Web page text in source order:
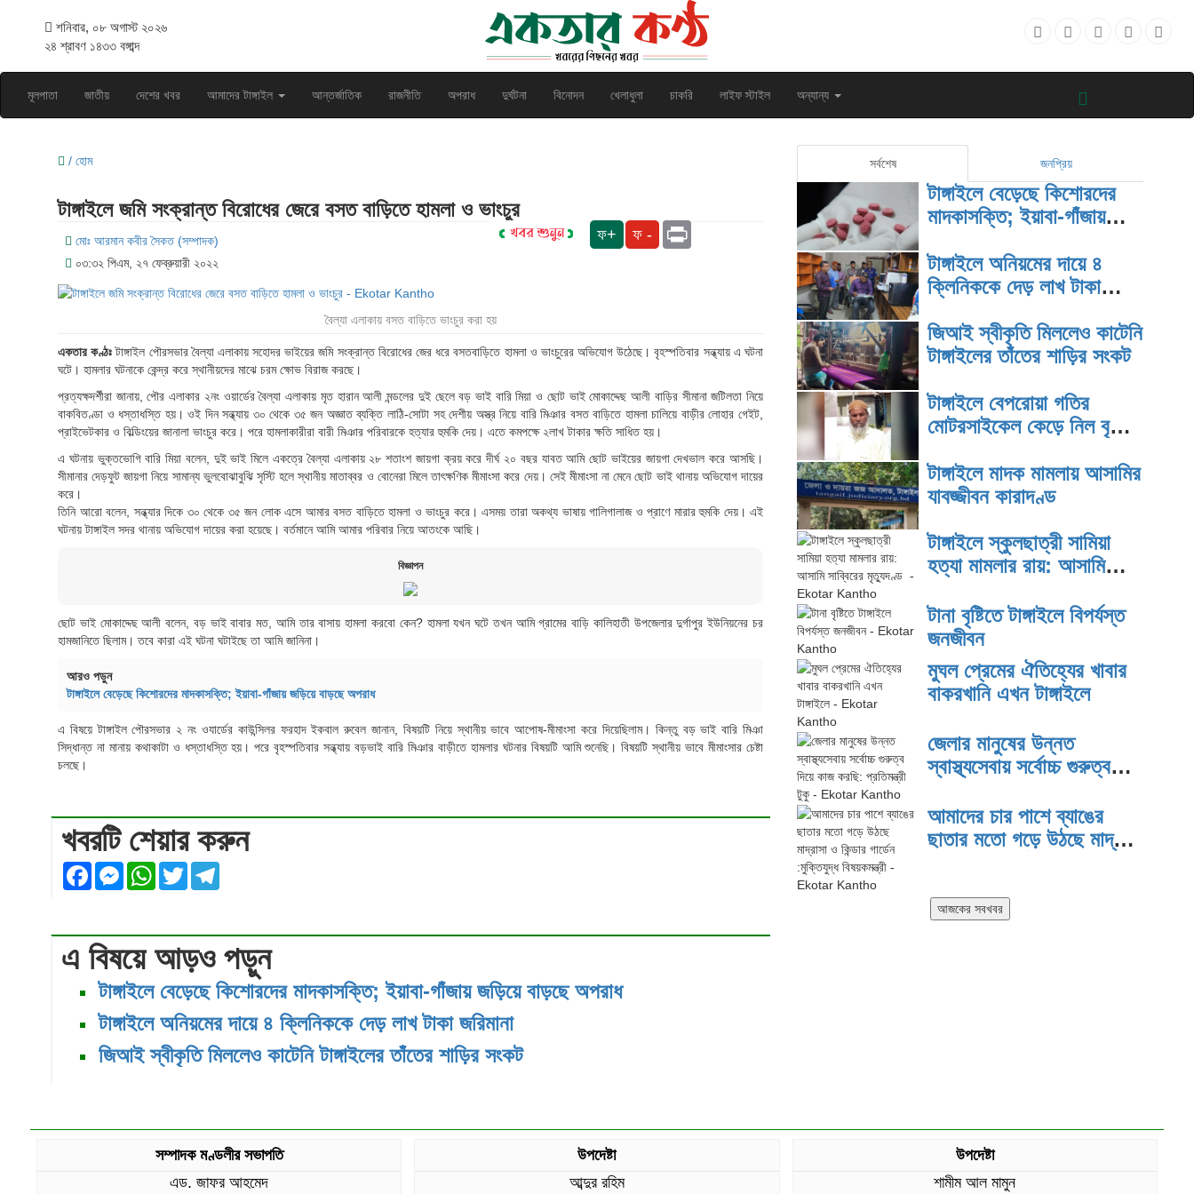
শনিবার, ০৮ অগাস্ট ২০২৬
২৪ শ্রাবণ ১৪৩৩ বঙ্গাব্দ
মূলপাতা জাতীয় দেশের খবর আমাদের টাঙ্গাইল আন্তর্জাতিক রাজনীতি অপরাধ দুর্ঘটনা বিনোদন খেলাধুলা চাকরি লাইফ স্টাইল অন্যান্য
/ হোম
টাঙ্গাইলে জমি সংক্রান্ত বিরোধের জেরে বসত বাড়িতে হামলা ও ভাংচুর
মোঃ আরমান কবীর সৈকত (সম্পাদক)
০৩:৩২ পিএম, ২৭ ফেব্রুয়ারী ২০২২
ফ+ ফ - Print
বৈল্যা এলাকায় বসত বাড়িতে ভাংচুর করা হয়
একতার কণ্ঠঃটাঙ্গাইল পৌরসভার বৈল্যা এলাকায় সহোদর ভাইয়ের জমি সংক্রান্ত বিরোধের জের ধরে বসতবাড়িতে হামলা ও ভাংচুরের অভিযোগ উঠেছে। বৃহস্পতিবার সন্ধ্যায় এ ঘটনা
ঘটে। হামলার ঘটনাকে কেন্দ্র করে স্থানীয়দের মাঝে চরম ক্ষোভ বিরাজ করছে।
প্রত্যক্ষদর্শীরা জানায়, পৌর এলাকার ২নং ওয়ার্ডের বৈল্যা এলাকায় মৃত হারান আলী মন্ডলের দুই ছেলে বড় ভাই বারি মিয়া ও ছোট ভাই মোকাদ্দেছ আলী বাড়ির সীমানা জটিলতা নিয়ে
বাকবিতণ্ডা ও ধস্তাধস্তি হয়। ওই দিন সন্ধ্যায় ৩০ থেকে ৩৫ জন অজ্ঞাত ব্যক্তি লাঠি-সোটা সহ দেশীয় অস্ত্র নিয়ে বারি মিঞার বসত বাড়িতে হামলা চালিয়ে বাড়ীর লোহার গেইট,
প্রাইভেটকার ও বিল্ডিংয়ের জানালা ভাংচুর করে। পরে হামলাকারীরা বারী মিঞার পরিবারকে হত্যার হুমকি দেয়। এতে কমপক্ষে ২লাখ টাকার ক্ষতি সাধিত হয়।
এ ঘটনায় ভুক্তভোগি বারি মিয়া বলেন, দুই ভাই মিলে একত্রে বৈল্যা এলাকায় ২৮ শতাংশ জায়গা ক্রয় করে দীর্ঘ ২০ বছর যাবত আমি ছোট ভাইয়ের জায়গা দেখভাল করে আসছি।
সীমানার দেড়ফুট জায়গা নিয়ে সামান্য ভুলবোঝাবুঝি সৃস্টি হলে স্থানীয় মাতাব্বর ও বোনেরা মিলে তাৎক্ষণিক মীমাংসা করে দেয়। সেই মীমাংসা না মেনে ছোট ভাই থানায় অভিযোগ দায়ের
করে।
তিনি আরো বলেন, সন্ধ্যার দিকে ৩০ থেকে ৩৫ জন লোক এসে আমার বসত বাড়িতে হামলা ও ভাংচুর করে। এসময় তারা অকথ্য ভাষায় গালিগালাজ ও প্রাণে মারার হুমকি দেয়। এই
ঘটনায় টাঙ্গাইল সদর থানায় অভিযোগ দায়ের করা হয়েছে। বর্তমানে আমি আমার পরিবার নিয়ে আতংকে আছি।
বিজ্ঞাপন
ছোট ভাই মোকাদ্দেছ আলী বলেন, বড় ভাই বাবার মত, আমি তার বাসায় হামলা করবো কেন? হামলা যখন ঘটে তখন আমি গ্রামের বাড়ি কালিহাতী উপজেলার দুর্গাপুর ইউনিয়নের চর
হামজানিতে ছিলাম। তবে কারা এই ঘটনা ঘটাইছে তা আমি জানিনা।
আরও পড়ুন
টাঙ্গাইলে বেড়েছে কিশোরদের মাদকাসক্তি; ইয়াবা-গাঁজায় জড়িয়ে বাড়ছে অপরাধ
এ বিষয়ে টাঙ্গাইল পৌরসভার ২ নং ওযার্ডের কাউন্সিলর ফরহাদ ইকবাল রুবেল জানান, বিষয়টি নিয়ে স্থানীয় ভাবে আপোষ-মীমাংসা করে দিয়েছিলাম। কিন্তু বড় ভাই বারি মিঞা
সিদ্ধান্ত না মানায় কথাকাটা ও ধস্তাধস্তি হয়। পরে বৃহস্পতিবার সন্ধ্যায় বড়ভাই বারি মিঞার বাড়ীতে হামলার ঘটনার বিষয়টি আমি শুনেছি। বিষয়টি স্থানীয় ভাবে মীমাংসার চেষ্টা
চলছে।
খবরটি শেয়ার করুন
FacebookMessenger
WhatsApp
Twitter
এ বিষয়ে আড়ও পড়ুন
টাঙ্গাইলে বেড়েছে কিশোরদের মাদকাসক্তি; ইয়াবা-গাঁজায় জড়িয়ে বাড়ছে অপরাধ
টাঙ্গাইলে অনিয়মের দায়ে ৪ ক্লিনিককে দেড় লাখ টাকা জরিমানা
জিআই স্বীকৃতি মিললেও কাটেনি টাঙ্গাইলের তাঁতের শাড়ির সংকট
সর্বশেষ জনপ্রিয়
টাঙ্গাইলে বেড়েছে কিশোরদের
মাদকাসক্তি; ইয়াবা-গাঁজায়
টাঙ্গাইলে অনিয়মের দায়ে ৪
ক্লিনিককে দেড় লাখ টাকা
জিআই স্বীকৃতি মিললেও কাটেনি
টাঙ্গাইলের তাঁতের শাড়ির সংকট
টাঙ্গাইলে বেপরোয়া গতির
মোটরসাইকেল কেড়ে নিল বৃদ্ধের
টাঙ্গাইলে মাদক মামলায় আসামির
যাবজ্জীবন কারাদণ্ড
টাঙ্গাইলে স্কুলছাত্রী সামিয়া
হত্যা মামলার রায়: আসামি
টানা বৃষ্টিতে টাঙ্গাইলে বিপর্যস্ত
জনজীবন
মুঘল প্রেমের ঐতিহ্যের খাবার
বাকরখানি এখন টাঙ্গাইলে
জেলার মানুষের উন্নত
স্বাস্থ্যসেবায় সর্বোচ্চ গুরুত্ব
আমাদের চার পাশে ব্যাঙের
ছাতার মতো গড়ে উঠছে মাদ্রাসা
সম্পাদক মণ্ডলীর সভাপতি
এড. জাফর আহমেদ
উপদেষ্টা
আব্দুর রহিম
উপদেষ্টা
শামীম আল মামুন